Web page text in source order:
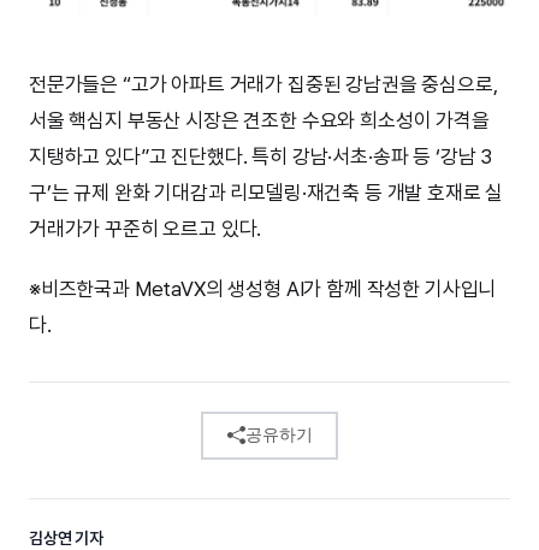
전문가들은 “고가 아파트 거래가 집중된 강남권을 중심으로,
서울 핵심지 부동산 시장은 견조한 수요와 희소성이 가격을
지탱하고 있다”고 진단했다. 특히 강남·서초·송파 등 ‘강남 3
구’는 규제 완화 기대감과 리모델링·재건축 등 개발 호재로 실
거래가가 꾸준히 오르고 있다.
※비즈한국과 MetaVX의 생성형 AI가 함께 작성한 기사입니
다.
공유하기
김상연 기자